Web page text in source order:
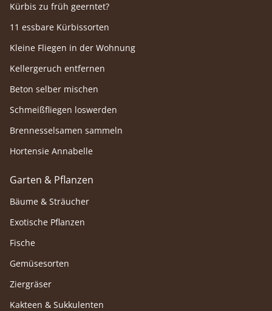
Kürbis zu früh geerntet?
11 essbare Kürbissorten
Kleine Fliegen in der Wohnung
Kellergeruch entfernen
Beton selber mischen
Schmeißfliegen loswerden
Brennesselsamen sammeln
Hortensie Annabelle
Garten & Pflanzen
Bäume & Sträucher
Exotische Pflanzen
Fische
Gemüsesorten
Ziergräser
Kakteen & Sukkulenten